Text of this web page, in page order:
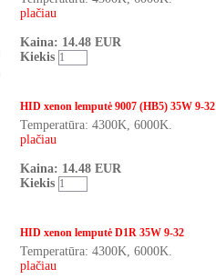
plačiau
Kaina: 14.48 EUR
Kiekis
HID xenon lemputė 9007 (HB5) 35W 9-32
Temperatūra: 4300K, 6000K.
plačiau
Kaina: 14.48 EUR
Kiekis
HID xenon lemputė D1R 35W 9-32
Temperatūra: 4300K, 6000K.
plačiau